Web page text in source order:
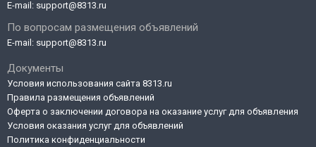
E-mail: support@8313.ru
По вопросам размещения объявлений
E-mail: support@8313.ru
Документы
Условия использования сайта 8313.ru
Правила размещения объявлений
Оферта о заключении договора на оказание услуг для объявления
Условия оказания услуг для объявлений
Политика конфиденциальности